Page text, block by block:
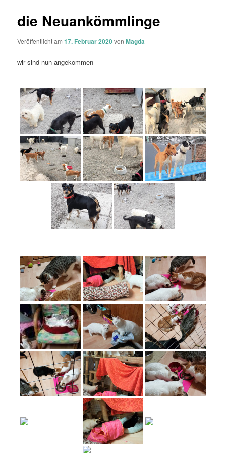
die Neuankömmlinge
Veröffentlicht am17. Februar 2020vonMagda
wir sind nun angekommen